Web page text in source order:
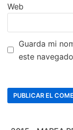
Web
Guarda mi
este